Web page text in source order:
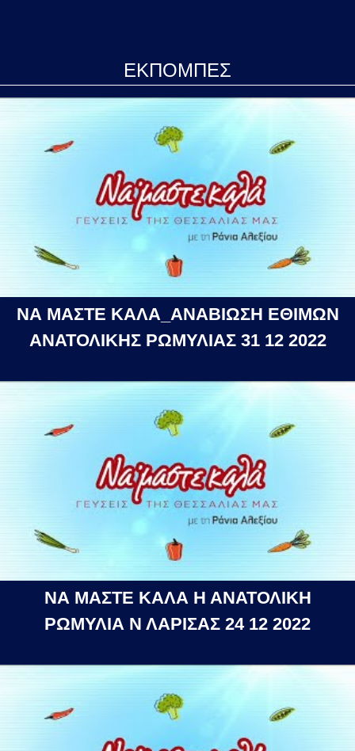
ΕΚΠΟΜΠΕΣ
ΝΑ ΜΑΣΤΕ ΚΑΛΑ_ΑΝΑΒΙΩΣΗ ΕΘΙΜΩΝ
ΑΝΑΤΟΛΙΚΗΣ ΡΩΜΥΛΙΑΣ 31 12 2022
ΝΑ ΜΑΣΤΕ ΚΑΛΑ Η ΑΝΑΤΟΛΙΚΗ
ΡΩΜΥΛΙΑ Ν ΛΑΡΙΣΑΣ 24 12 2022